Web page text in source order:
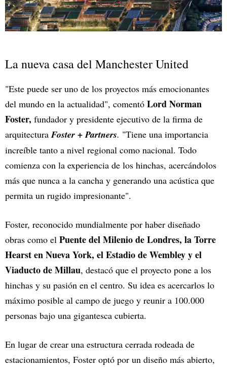
La nueva casa del Manchester United
"Este puede ser uno de los proyectos más emocionantes
del mundo en la actualidad", comentó Lord Norman
Foster, fundador y presidente ejecutivo de la firma de
arquitectura Foster + Partners. "Tiene una importancia
increíble tanto a nivel regional como nacional. Todo
comienza con la experiencia de los hinchas, acercándolos
más que nunca a la cancha y generando una acústica que
permita un rugido impresionante".
Foster, reconocido mundialmente por haber diseñado
obras como el Puente del Milenio de Londres, la Torre
Hearst en Nueva York, el Estadio de Wembley y el
Viaducto de Millau, destacó que el proyecto pone a los
hinchas y su pasión en el centro. Su idea es acercarlos lo
máximo posible al campo de juego y reunir a 100.000
personas bajo una gigantesca cubierta.
En lugar de crear una estructura cerrada rodeada de
estacionamientos, Foster optó por un diseño más abierto,